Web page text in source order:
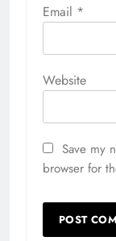
Email *
Website
Save my
browser for